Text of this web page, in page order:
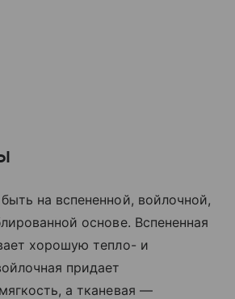
на вспененной, войлочной,
основе. Вспененная
хорошую тепло- и
придает
а тканевая —